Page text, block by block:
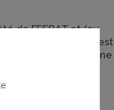
de FEEBAT et/ou
ou photographies est
peut entraîner une
réglementation
traduction